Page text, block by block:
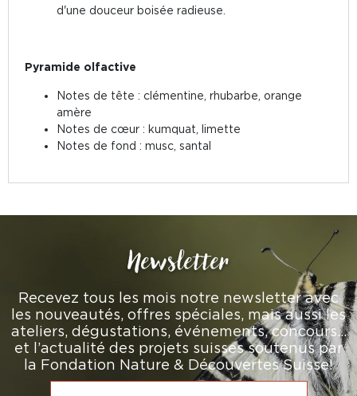
d'une douceur boisée radieuse.
Pyramide olfactive
Notes de tête : clémentine, rhubarbe, orange
amère
Notes de cœur : kumquat, limette
Notes de fond : musc, santal
Newsletter
Recevez tous les mois notre newsletter avec
les nouveautés, offres spéciales, mais aussi les
ateliers, dégustations, événements, concours…
et l’actualité des projets suisses soutenus par
la Fondation Nature & Découvertes Suisse!